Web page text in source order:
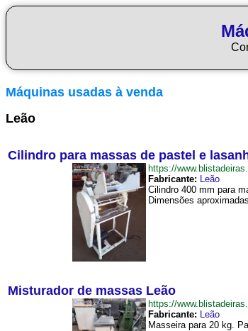
Máquinas usadas à venda
Leão
Cilindro para massas de pastel e
https://
Fabricante: Leão
Cilindro 400 mm para
Dimensões
Misturador de massas Leão
https://
Fabricante: Leão
Masseira para 20 kg.